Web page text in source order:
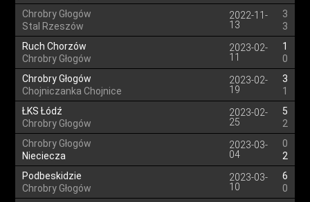
Chrobry Głogów
Stal Rzeszów
2022-11-
13
3
3
Ruch Chorzów
Chrobry Głogów
2023-02-
11
1
0
Chrobry Głogów
Chojniczanka Chojnice
2023-02-
19
3
1
ŁKS Łódź
Chrobry Głogów
2023-02-
25
5
2
Chrobry Głogów
Nieciecza
2023-03-
04
0
2
Podbeskidzie
Chrobry Głogów
2023-03-
10
6
0